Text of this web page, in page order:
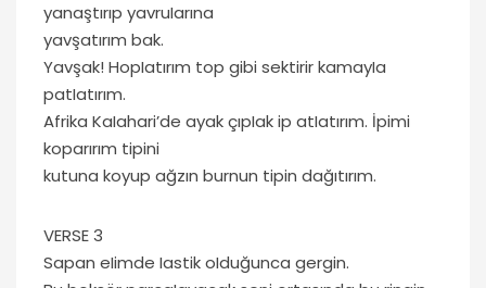
yanaştırıp yavruIarına
yavşatırım bak.
Yavşak! HopIatırım top gibi sektirir kamayIa
patIatırım.
Afrika KaIahari’de ayak çıpIak ip atIatırım. İpimi
koparırım tipini
kutuna koyup ağzın burnun tipin dağıtırım.
VERSE 3
Sapan eIimde Iastik oIduğunca gergin.